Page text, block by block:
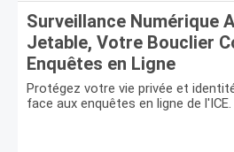
Surveillance Numérique
Jetable, Votre Bouclier
Enquêtes en Ligne
Protégez votre vie privée et
face aux enquêtes en ligne de l'ICE.